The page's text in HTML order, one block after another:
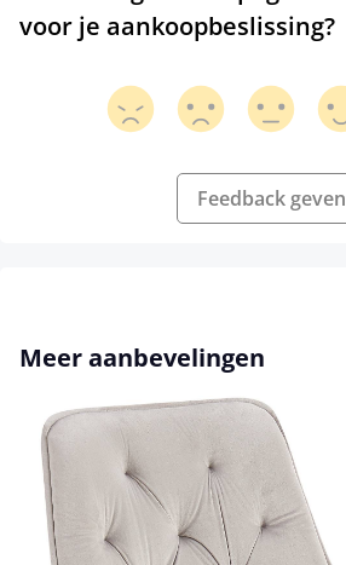
voor je aankoopbeslissing?
Feedback geven
Productgalerij overslaan
Meer aanbevelingen